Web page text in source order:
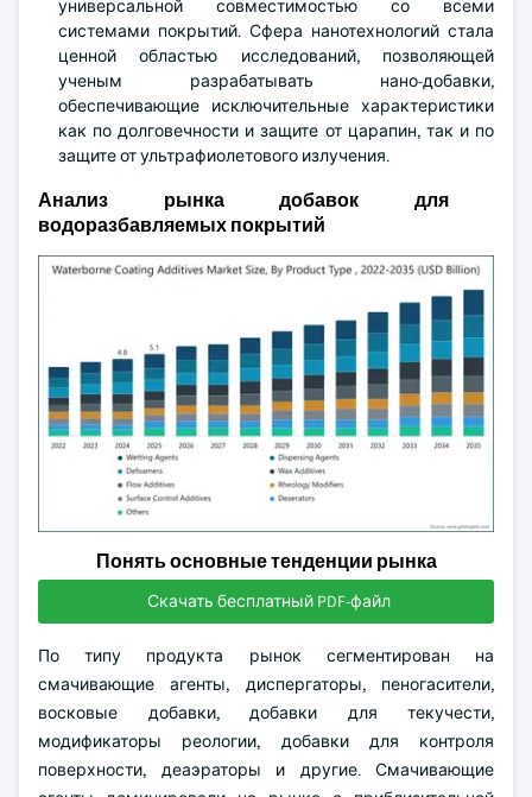
универсальной совместимостью со всеми
системами покрытий. Сфера нанотехнологий стала
ценной областью исследований, позволяющей
ученым разрабатывать нано-добавки,
обеспечивающие исключительные характеристики
как по долговечности и защите от царапин, так и по
защите от ультрафиолетового излучения.
Анализ рынка добавок для
водоразбавляемых покрытий
Понять основные тенденции рынка
Скачать бесплатный PDF-файл
По типу продукта рынок сегментирован на
смачивающие агенты, диспергаторы, пеногасители,
восковые добавки, добавки для текучести,
модификаторы реологии, добавки для контроля
поверхности, деаэраторы и другие. Смачивающие